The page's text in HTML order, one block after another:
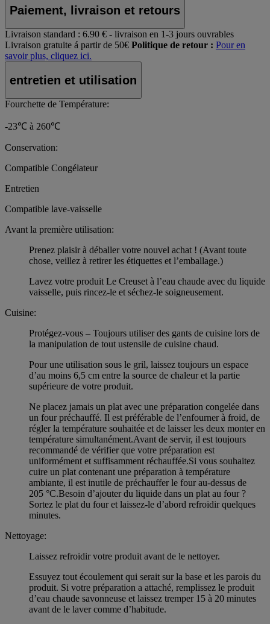
Paiement, livraison et retours
Livraison standard : 6.90 € - livraison en 1-3 jours ouvrables
Livraison gratuite á partir de 50€ Politique de retour : Pour en
savoir plus, cliquez ici.
entretien et utilisation
Fourchette de Température:
-23℃ à 260℃
Conservation:
Compatible Congélateur
Entretien
Compatible lave-vaisselle
Avant la première utilisation:
Prenez plaisir à déballer votre nouvel achat ! (Avant toute
chose, veillez à retirer les étiquettes et l’emballage.)
Lavez votre produit Le Creuset à l’eau chaude avec du liquide
vaisselle, puis rincez-le et séchez-le soigneusement.
Cuisine:
Protégez-vous – Toujours utiliser des gants de cuisine lors de
la manipulation de tout ustensile de cuisine chaud.
Pour une utilisation sous le gril, laissez toujours un espace
d’au moins 6,5 cm entre la source de chaleur et la partie
supérieure de votre produit.
Ne placez jamais un plat avec une préparation congelée dans
un four préchauffé. Il est préférable de l’enfourner à froid, de
régler la température souhaitée et de laisser les deux monter en
température simultanément.Avant de servir, il est toujours
recommandé de vérifier que votre préparation est
uniformément et suffisamment réchauffée.Si vous souhaitez
cuire un plat contenant une préparation à température
ambiante, il est inutile de préchauffer le four au-dessus de
205 °C.Besoin d’ajouter du liquide dans un plat au four ?
Sortez le plat du four et laissez-le d’abord refroidir quelques
minutes.
Nettoyage:
Laissez refroidir votre produit avant de le nettoyer.
Essuyez tout écoulement qui serait sur la base et les parois du
produit. Si votre préparation a attaché, remplissez le produit
d’eau chaude savonneuse et laissez tremper 15 à 20 minutes
avant de le laver comme d’habitude.